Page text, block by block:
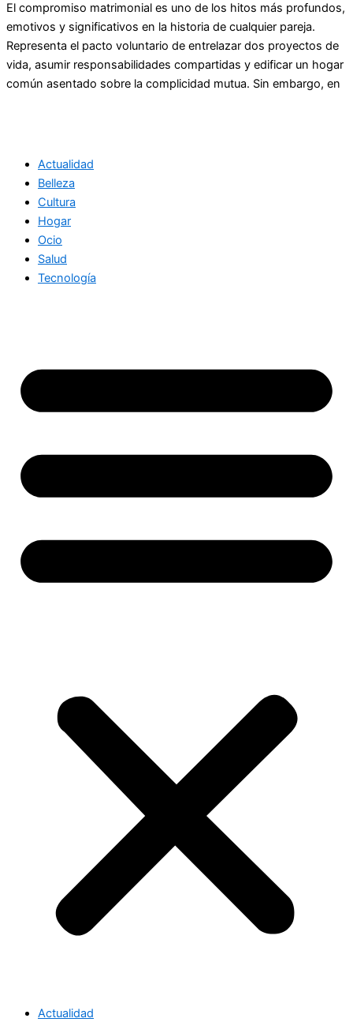
El compromiso matrimonial es uno de los hitos más profundos,
emotivos y significativos en la historia de cualquier pareja.
Representa el pacto voluntario de entrelazar dos proyectos de
vida, asumir responsabilidades compartidas y edificar un hogar
común asentado sobre la complicidad mutua. Sin embargo, en
Actualidad
Belleza
Cultura
Hogar
Ocio
Salud
Tecnología
Actualidad